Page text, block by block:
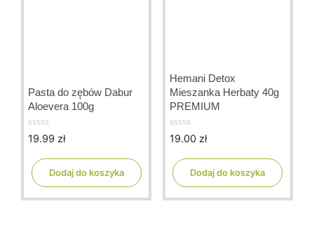
Pasta do zębów Dabur
Aloevera 100g
0
o
5
19.99 zł
Dodaj do koszyka
Hemani Detox
Mieszanka Herbaty 40g
PREMIUM
0
o
5
19.00 zł
Dodaj do koszyka